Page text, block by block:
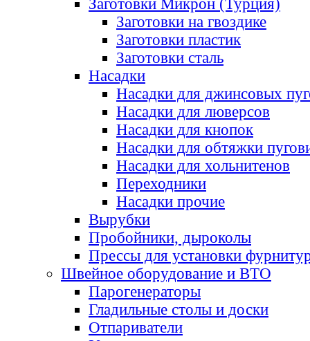
Заготовки Микрон (Турция)
Заготовки на гвоздике
Заготовки пластик
Заготовки сталь
Насадки
Насадки для джинсовых
Насадки для люверсов
Насадки для кнопок
Насадки для обтяжки
Насадки для хольнитенов
Переходники
Насадки прочие
Вырубки
Пробойники, дыроколы
Прессы для установки
Швейное оборудование и ВТО
Парогенераторы
Гладильные столы и доски
Отпариватели